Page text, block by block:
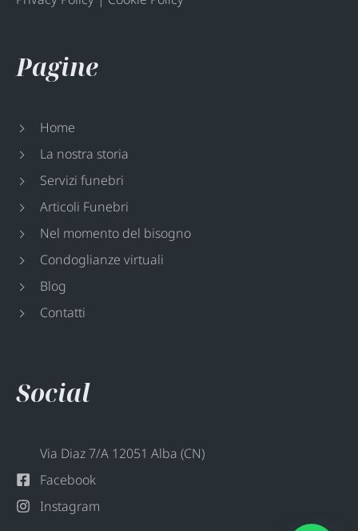
Pagine
Home
La nostra storia
Servizi funebri
Articoli Funebri
Nel momento del bisogno
Condoglianze virtuali
Blog
Contatti
Social
Via Diaz 7/A 12051 Alba (CN)
Facebook
Instagram